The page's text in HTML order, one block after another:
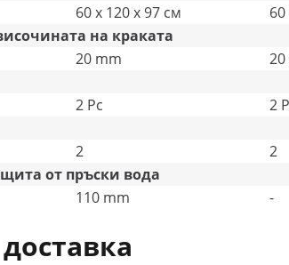
60 x 120 x 97 см
на краката
20 mm
2 Pc 2
2 2
от пръски вода
110 mm -